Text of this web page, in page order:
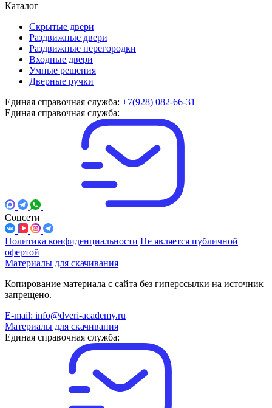
Каталог
Скрытые двери
Раздвижные двери
Раздвижные перегородки
Входные двери
Умные решения
Дверные ручки
Единая справочная служба: +7(928) 082-66-31
Единая справочная служба:
Соцсети
Политика конфиденциальности Не является публичной
офертой
Материалы для скачивания
Копирование материала с сайта без гиперссылки на источник
запрещено.
E-mail: info@dveri-academy.ru
Материалы для скачивания
Единая справочная служба: